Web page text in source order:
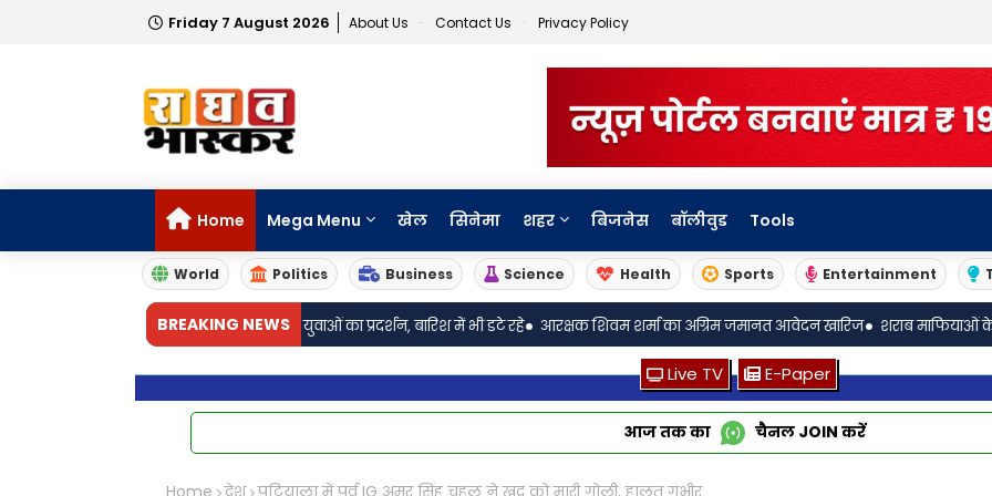
Friday 7 August 2026 About Us Contact Us Privacy Policy
Home Mega Menu खेल सिनेमा शहर बिजनेस बॉलीवुड Tools
World Politics Business Science Health Sports Entertainment
BREAKING NEWS
प्रधान के इस्तीफे की मांग को लेकर युवाओं का प्रदर्शन, बारिश में भी डटे रहे• आरक्षक शिवम शर्मा का अग्रिम जमानत आवेदन खारिज• शराब माफियाओं के आगे आबकारी
Live TV E-Paper
आज तक का चैनल JOIN करें
Home देश पटियाला में पूर्व IG अमर सिंह चहल ने खुद को मारी गोली, हालत गंभीर